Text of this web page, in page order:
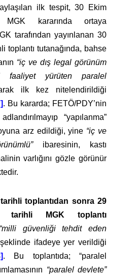
ilk tespit, 30 Ekim
kararında ortaya
tarafından yayınlanan 30
toplantı tutanağında, bahse
“iç ve dış legal görünüm
faaliyet yürüten paralel
ilk kez nitelendirildiği
. Bu kararda; FETÖ/PDY’nin
“yapılanma”
arz edildiği, yine “iç ve
ibaresinin, kastı
varlığını gözle görünür
toplantıdan sonra 29
tarihli MGK toplantı
“milli güvenliği tehdit eden
ifadeye yer verildiği
. Bu toplantıda; “paralel
“paralel devlete”